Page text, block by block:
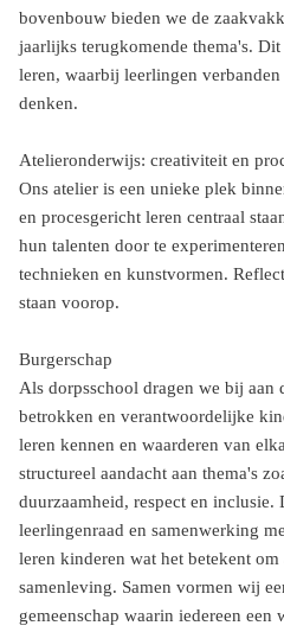
bovenbouw bieden we de
jaarlijks terugkomende thema's.
leren, waarbij leerlingen
denken.
Atelieronderwijs: creativiteit en
Ons atelier is een unieke plek
en procesgericht leren centraal
hun talenten door te
technieken en kunstvormen.
staan voorop.
Burgerschap
Als dorpsschool dragen we bij aan
betrokken en verantwoordelijke
leren kennen en waarderen van
structureel aandacht aan thema's
duurzaamheid, respect en inclusie.
leerlingenraad en samenwerking
leren kinderen wat het betekent
samenleving. Samen vormen wij
gemeenschap waarin iedereen